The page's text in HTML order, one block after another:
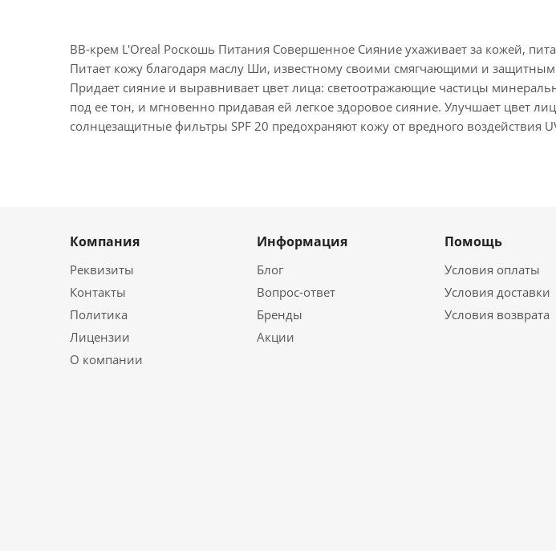
BB-крем L'Oreal Роскошь Питания Совершенное Сияние ухаживает за кожей,
Питает кожу благодаря маслу Ши, известному своими смягчающими и
Придает сияние и выравнивает цвет лица: светоотражающие частицы
под ее тон, и мгновенно придавая ей легкое здоровое сияние. Улучшает цвет
солнцезащитные фильтры SPF 20 предохраняют кожу от вредного воздействия
Компания
Реквизиты
Контакты
Политика
Лицензии
О компании
Информация
Блог
Вопрос-ответ
Бренды
Акции
Помощь
Условия оплаты
Условия доставки
Условия возврата